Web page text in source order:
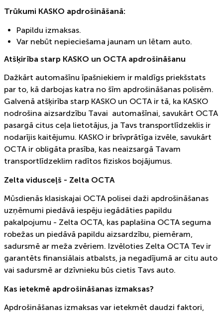
Trūkumi KASKO apdrošināšanā:
Papildu izmaksas.
Var nebūt nepieciešama jaunam un lētam auto.
Atšķirība starp KASKO un OCTA apdrošināšanu
Dažkārt automašīnu īpašniekiem ir maldīgs priekšstats
par to, kā darbojas katra no šīm apdrošināšanas polisēm.
Galvenā atšķirība starp KASKO un OCTA ir tā, ka KASKO
nodrošina aizsardzību Tavai automašīnai, savukārt OCTA
pasargā citus ceļa lietotājus, ja Tavs transportlīdzeklis ir
nodarījis kaitējumu. KASKO ir brīvprātīga izvēle, savukārt
OCTA ir obligāta prasība, kas neaizsargā Tavam
transportlīdzeklim radītos fiziskos bojājumus.
Zelta vidusceļš - Zelta OCTA
Mūsdienās klasiskajai OCTA polisei daži apdrošināšanas
uzņēmumi piedāvā iespēju iegādāties papildu
pakalpojumu - Zelta OCTA, kas paplašina OCTA seguma
robežas un piedāvā papildu aizsardzību, piemēram,
sadursmē ar meža zvēriem. Izvēloties Zelta OCTA Tev ir
garantēts finansiālais atbalsts, ja negadījumā ar citu auto
vai sadursmē ar dzīvnieku būs cietis Tavs auto.
Kas ietekmē apdrošināšanas izmaksas?
Apdrošināšanas izmaksas var ietekmēt daudzi faktori,